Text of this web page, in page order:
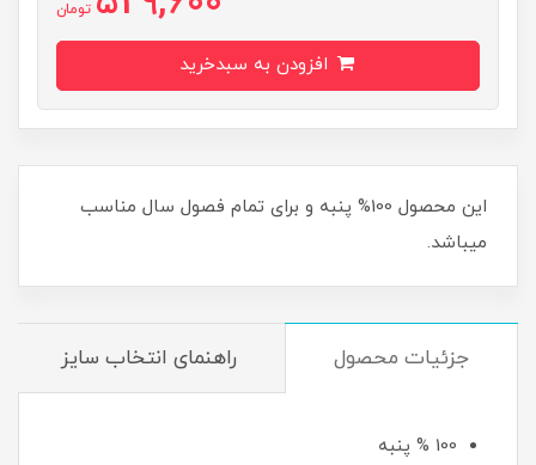
تومان
این محصول 100% پنبه و برای تمام فصول سال مناسب
میباشد.
جزئیات محصول راهنمای انتخاب سایز
100 % پنبه